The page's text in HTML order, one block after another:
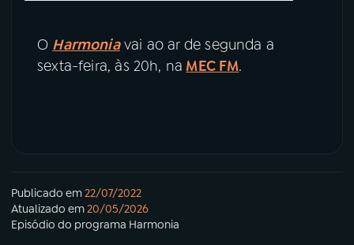
O Harmoniavai ao ar de segunda a
sexta-feira, às 20h, na MEC FM.
Publicado em22/07/2022
Atualizado em20/05/2026
Episódio do programa Harmonia